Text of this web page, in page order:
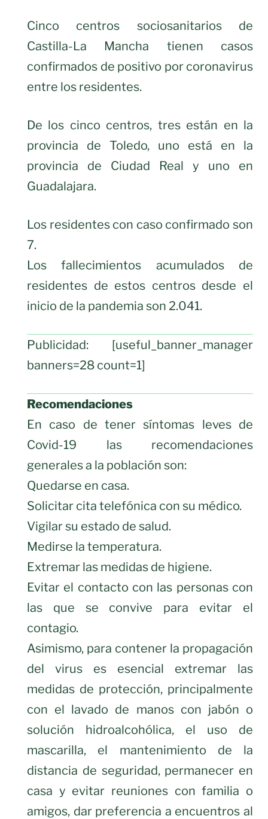
Cinco centros sociosanitarios de
Castilla-La Mancha tienen casos
confirmados de positivo por coronavirus
entre los residentes.
De los cinco centros, tres están en la
provincia de Toledo, uno está en la
provincia de Ciudad Real y uno en
Guadalajara.
Los residentes con caso confirmado son
7.
Los fallecimientos acumulados de
residentes de estos centros desde el
inicio de la pandemia son 2.041.
Publicidad: [useful_banner_manager
banners=28 count=1]
Recomendaciones
En caso de tener síntomas leves de
Covid-19 las recomendaciones
generales a la población son:
Quedarse en casa.
Solicitar cita telefónica con su médico.
Vigilar su estado de salud.
Medirse la temperatura.
Extremar las medidas de higiene.
Evitar el contacto con las personas con
las que se convive para evitar el
contagio.
Asimismo, para contener la propagación
del virus es esencial extremar las
medidas de protección, principalmente
con el lavado de manos con jabón o
solución hidroalcohólica, el uso de
mascarilla, el mantenimiento de la
distancia de seguridad, permanecer en
casa y evitar reuniones con familia o
amigos, dar preferencia a encuentros al